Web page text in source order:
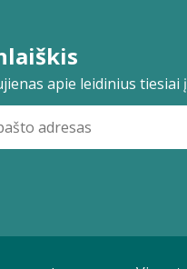
apie leidinius tiesiai